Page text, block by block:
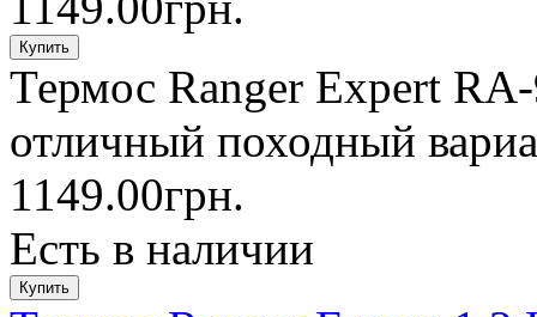
Термос Ranger Expert
отличный походный
1149.00грн.
Есть в наличии